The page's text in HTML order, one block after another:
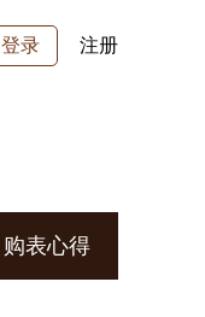
登录 注册
购表心得